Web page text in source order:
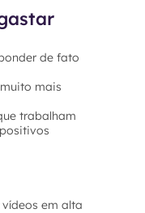
de fato
mais
trabalham
em alta